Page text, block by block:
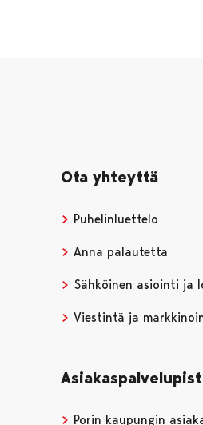
Ota yhteyttä
Puhelinluettelo
Anna palautetta
Sähköinen asiointi ja
Viestintä ja
Porin kaupungin